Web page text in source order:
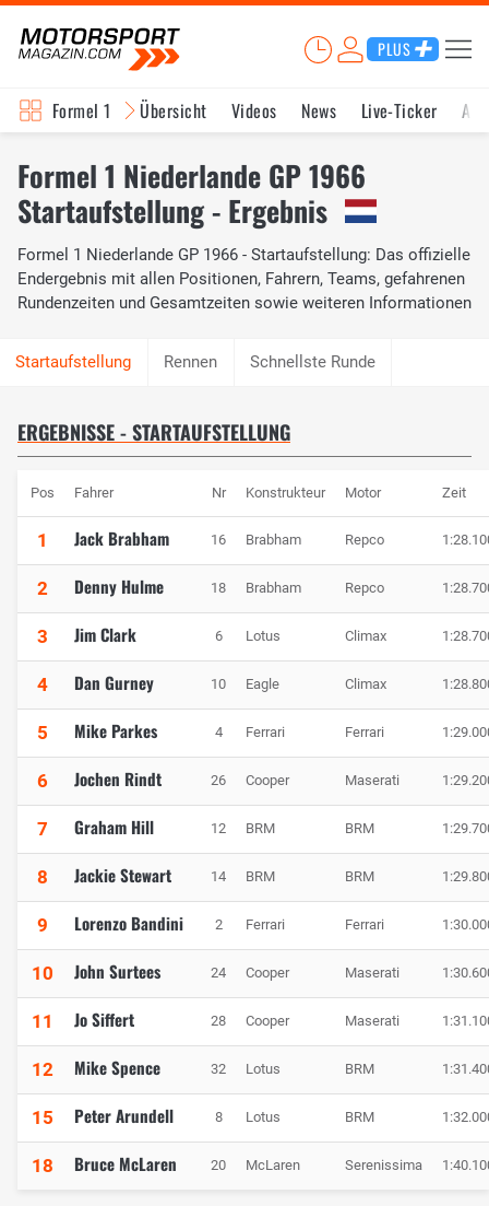
PLUS
Formel 1 Übersicht Videos News Live-Ticker
Formel 1 Niederlande GP 1966
Startaufstellung - Ergebnis
Formel 1 Niederlande GP 1966 - Startaufstellung: Das offizielle
Endergebnis mit allen Positionen, Fahrern, Teams, gefahrenen
Rundenzeiten und Gesamtzeiten sowie weiteren Informationen
Rennen Schnellste Runde
ERGEBNISSE - STARTAUFSTELLUNG
Pos Fahrer Nr Konstrukteur Motor Zeit
1 Jack Brabham 16 Brabham Repco
2 Denny Hulme 18 Brabham Repco
3 Jim Clark 6 Lotus Climax
4 Dan Gurney 10 Eagle Climax
5 Mike Parkes 4 Ferrari Ferrari
6 Jochen Rindt 26 Cooper Maserati
7 Graham Hill 12 BRM BRM
8 Jackie Stewart 14 BRM BRM
9 Lorenzo Bandini 2 Ferrari Ferrari
10 John Surtees 24 Cooper Maserati
11 Jo Siffert 28 Cooper Maserati
12 Mike Spence 32 Lotus BRM
15 Peter Arundell 8 Lotus BRM
18 Bruce McLaren 20 McLaren Serenissima